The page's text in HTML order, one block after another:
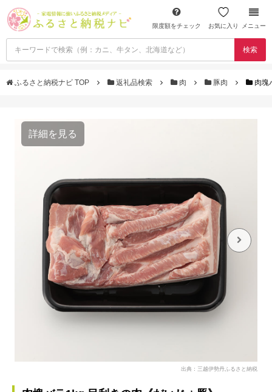
限度額をチェック お気に入り メニュー
検索
ふるさと納税ナビ TOP 返礼品検索 肉 豚肉 肉塊
詳細を見る
出典：三越伊勢丹ふるさと納税